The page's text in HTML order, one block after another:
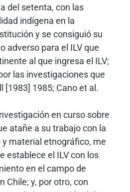
del setenta, con las
indígena en la
y se consiguió su
adverso para el ILV que
al que ingresa el ILV;
las investigaciones que
[1983] 1985; Cano et al.
en curso sobre
atañe a su trabajo con la
y material etnográfico, me
establece el ILV con los
en el campo de
Chile; y, por otro, con